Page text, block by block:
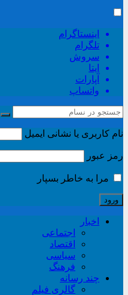
اینستاگرام
تلگرام
سروش
ایتا
آپارات
واتساپ
نام کاربری یا نشانی ایمیل
رمز عبور
مرا به خاطر بسپار
اخبار
اجتماعی
اقتصاد
سیاسی
فرهنگ
چند رسانه
گالری فیلم